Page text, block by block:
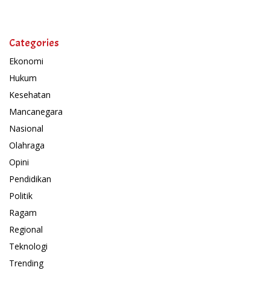
Categories
Ekonomi
Hukum
Kesehatan
Mancanegara
Nasional
Olahraga
Opini
Pendidikan
Politik
Ragam
Regional
Teknologi
Trending